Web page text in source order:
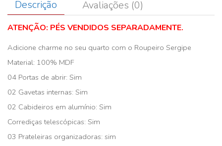
Descrição Avaliações (0)
ATENÇÃO: PÉS VENDIDOS SEPARADAMENTE.
Adicione charme no seu quarto com o Roupeiro Sergipe
Material: 100% MDF
04 Portas de abrir: Sim
02 Gavetas internas: Sim
02 Cabideiros em alumínio: Sim
Corrediças telescópicas: Sim
03 Prateleiras organizadoras: sim